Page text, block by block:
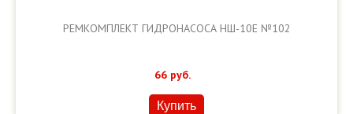
РЕМКОМПЛЕКТ ГИДРОНАСОСА НШ-10Е №102
66 руб.
Купить